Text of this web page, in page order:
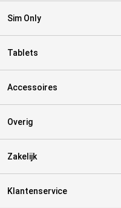
Sim Only
Tablets
Accessoires
Overig
Zakelijk
Klantenservice